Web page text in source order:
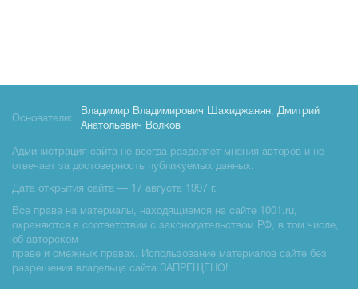
Основатели:
Владимир Владимирович Шахиджанян, Дмитрий
Анатольевич Волков
Администрация сайта не всегда разделяет мнения авторов и не
отвечает за достоверность публикуемых данных.
Дата открытия сайта — 17 августа 1997 г.
Все права на материалы, находящиемся на сайте 1001.ru,
охраняются в соответствии с законодательством РФ, в том числе,
об авторском
праве и смежных правах. Использование материалов сайте без
разрешения владельца сайта ЗАПРЕЩЕНО!